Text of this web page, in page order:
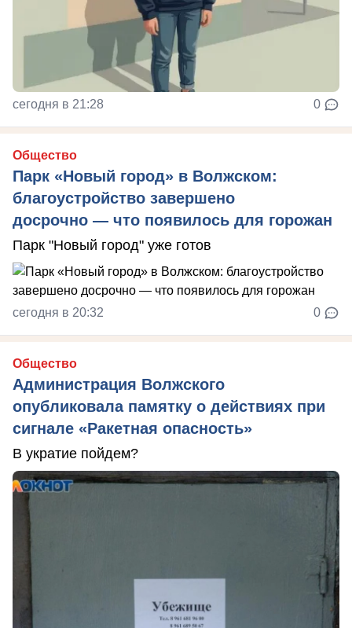
сегодня в 21:28 0
Общество
Парк «Новый город» в Волжском:
благоустройство завершено
досрочно — что появилось для горожан
Парк "Новый город" уже готов
сегодня в 20:32 0
Общество
Администрация Волжского
опубликовала памятку о действиях при
сигнале «Ракетная опасность»
В укратие пойдем?